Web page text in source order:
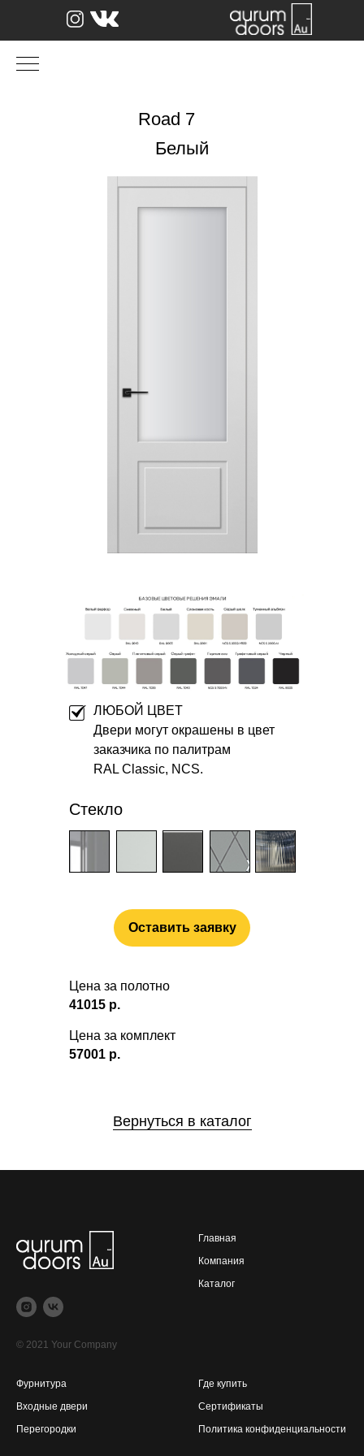
Road 7
Белый
Цена за полотно
41015 р.
Цена за комплект
57001 р.
ЛЮБОЙ ЦВЕТ
Двери могут окрашены в цвет
заказчика по палитрам
RAL Classic, NCS.
Вернуться в каталог
Оставить заявку
Стекло
© 2021 Your Company
Главная
Компания
Каталог
Фурнитура
Входные двери
Перегородки
Где купить
Сертификаты
Политика конфиденциальности